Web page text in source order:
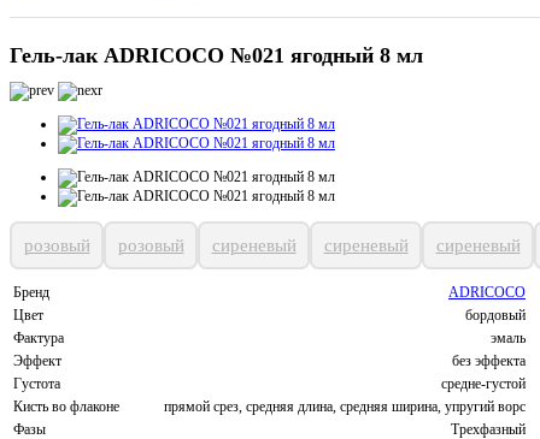
Гель-лак ADRICOCO №021 ягодный 8 мл
розовый розовый сиреневый сиреневый сиреневый
Бренд
ADRICOCO
Цвет
бордовый
Фактура
эмаль
Эффект
без эффекта
Густота
средне-густой
Кисть во флаконе
прямой срез, средняя длина, средняя ширина, упругий ворс
Фазы
Трехфазный